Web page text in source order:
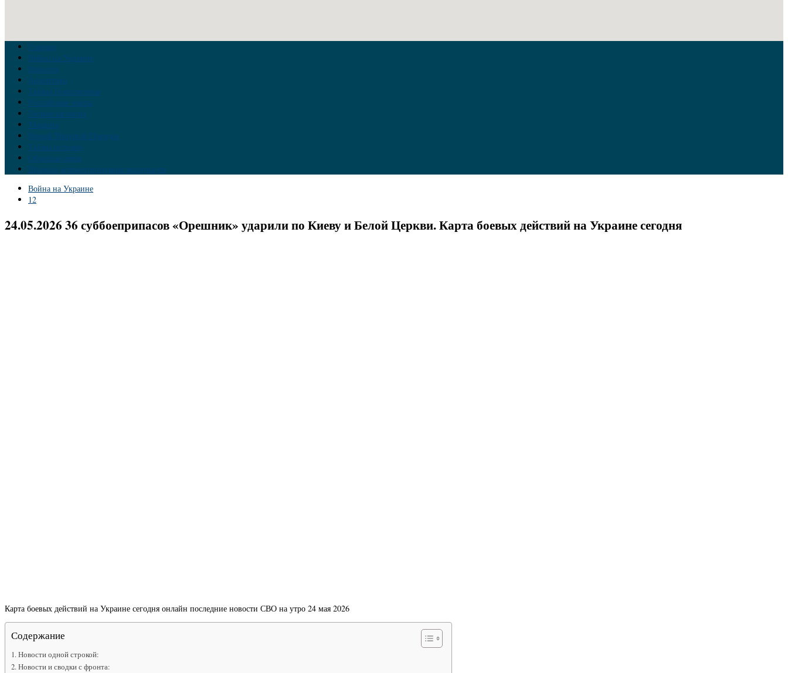
Главная
Война на Украине
Новости
Аналитика
Тайны Геополитики
Российские элиты
Теория заговора
Украина
Новый Мировой Порядок
Тайны истории
Обратная связь
Правила комментирования материалов
Война на Украине
12
24.05.2026 36 суббоеприпасов «Орешник» ударили по Киеву и Белой Церкви. Карта боевых действий на Украине сегодня
Карта боевых действий на Украине сегодня онлайн последние новости СВО на утро 24 мая 2026
Содержание
Новости одной строкой:
Новости и сводки с фронта: